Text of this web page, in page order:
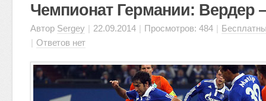
Чемпионат Германии:
Автор Sergey | 22.09.2014 | Просмотров: 484 |
| Ответов нет